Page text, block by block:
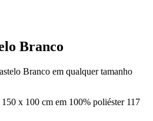
Branco
Branco em qualquer tamanho
x 100 cm em 100% poliéster 117